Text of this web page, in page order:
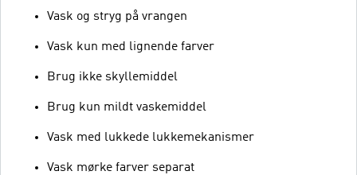
Vask og stryg på vrangen
Vask kun med lignende farver
Brug ikke skyllemiddel
Brug kun mildt vaskemiddel
Vask med lukkede lukkemekanismer
Vask mørke farver separat